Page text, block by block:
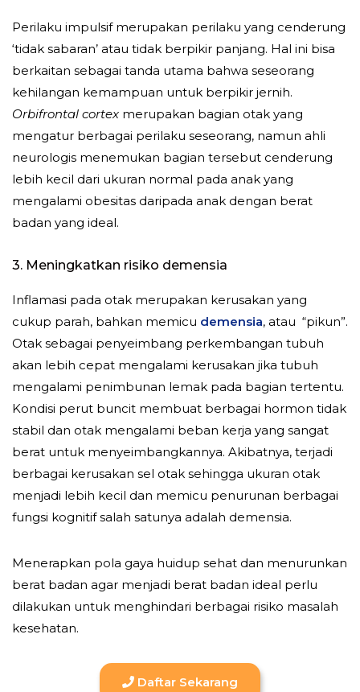
Perilaku impulsif merupakan perilaku yang cenderung
‘tidak sabaran’ atau tidak berpikir panjang. Hal ini bisa
berkaitan sebagai tanda utama bahwa seseorang
kehilangan kemampuan untuk berpikir jernih.
Orbifrontal cortex merupakan bagian otak yang
mengatur berbagai perilaku seseorang, namun ahli
neurologis menemukan bagian tersebut cenderung
lebih kecil dari ukuran normal pada anak yang
mengalami obesitas daripada anak dengan berat
badan yang ideal.
3. Meningkatkan risiko demensia
Inflamasi pada otak merupakan kerusakan yang
cukup parah, bahkan memicu demensia, atau “pikun”.
Otak sebagai penyeimbang perkembangan tubuh
akan lebih cepat mengalami kerusakan jika tubuh
mengalami penimbunan lemak pada bagian tertentu.
Kondisi perut buncit membuat berbagai hormon tidak
stabil dan otak mengalami beban kerja yang sangat
berat untuk menyeimbangkannya. Akibatnya, terjadi
berbagai kerusakan sel otak sehingga ukuran otak
menjadi lebih kecil dan memicu penurunan berbagai
fungsi kognitif salah satunya adalah demensia.
Menerapkan pola gaya huidup sehat dan menurunkan
berat badan agar menjadi berat badan ideal perlu
dilakukan untuk menghindari berbagai risiko masalah
kesehatan.
Daftar Sekarang